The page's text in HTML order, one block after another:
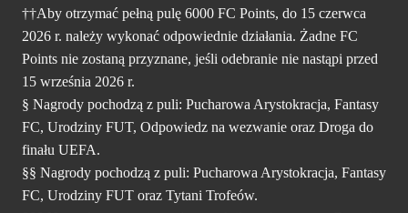
††Aby otrzymać pełną pulę 6000 FC Points, do 15 czerwca
2026 r. należy wykonać odpowiednie działania. Żadne FC
Points nie zostaną przyznane, jeśli odebranie nie nastąpi przed
15 września 2026 r.
§ Nagrody pochodzą z puli: Pucharowa Arystokracja, Fantasy
FC, Urodziny FUT, Odpowiedz na wezwanie oraz Droga do
finału UEFA.
§§ Nagrody pochodzą z puli: Pucharowa Arystokracja, Fantasy
FC, Urodziny FUT oraz Tytani Trofeów.